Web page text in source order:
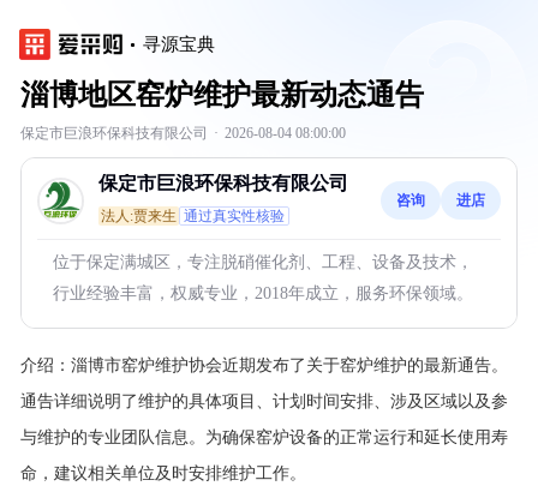
寻源宝典
淄博地区窑炉维护最新动态通告
保定市巨浪环保科技有限公司 · 2026-08-04 08:00:00
保定市巨浪环保科技有限公司
法人:贾来生 通过真实性核验
咨询 进店
位于保定满城区，专注脱硝催化剂、工程、设备及技术，
行业经验丰富，权威专业，2018年成立，服务环保领域。
介绍： 淄博市窑炉维护协会近期发布了关于窑炉维护的最新通告。
通告详细说明了维护的具体项目、计划时间安排、涉及区域以及参
与维护的专业团队信息。为确保窑炉设备的正常运行和延长使用寿
命，建议相关单位及时安排维护工作。